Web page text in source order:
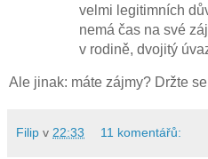
velmi legitimních
nemá čas na své
v rodině, dvojitý
Ale jinak: máte zájmy? Držte
Filip v 22:33 11 komentářů: